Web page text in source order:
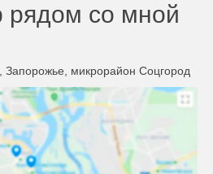
рядом со мной
Запорожье, микрорайон Соцгород